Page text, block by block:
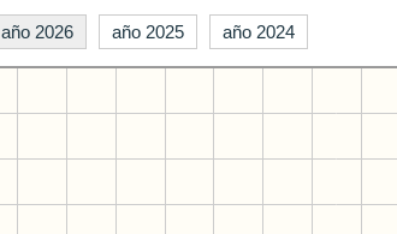
año 2026 año 2025 año 2024